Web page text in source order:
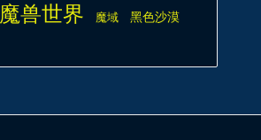
魔兽世界 魔域 黑色沙漠